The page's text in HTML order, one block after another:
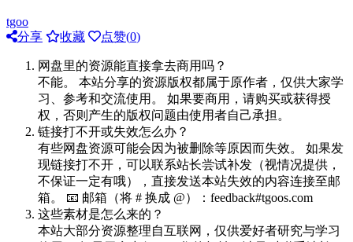
tgoo
分享
收藏 点赞(0)
网盘里的资源能直接拿去商用吗？
不能。 本站分享的资源版权都属于原作者，仅供大家学
习、参考和交流使用。 如果要商用，请购买或获得授
权，否则产生的版权问题由使用者自己承担。
链接打不开或失效怎么办？
有些网盘资源可能会因为被删除等原因而失效。 如果发
现链接打不开，可以联系站长尝试补发（视情况提供，
不保证一定有哦），直接发送本站失效的内容连接至邮
箱。 📧 邮箱（将 # 换成 @）：feedback#tgoos.com
这些素材是怎么来的？
本站大部分资源整理自互联网，仅供爱好者研究与学习